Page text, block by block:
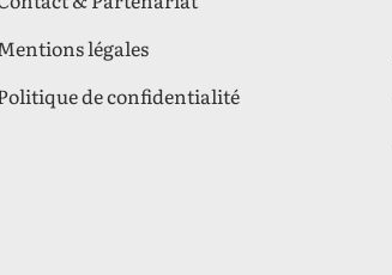
légales
de confidentialité